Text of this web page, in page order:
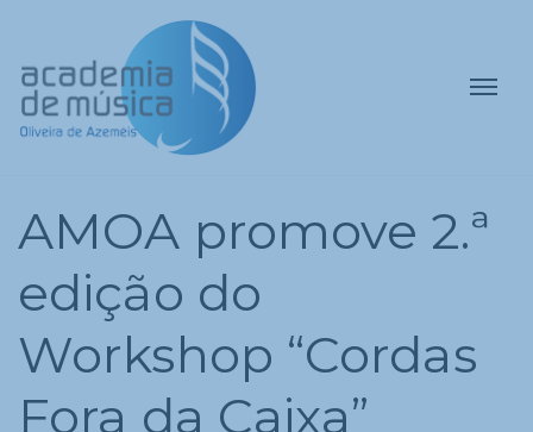
AMOA promove 2.ª
edição do
Workshop “Cordas
Fora da Caixa”